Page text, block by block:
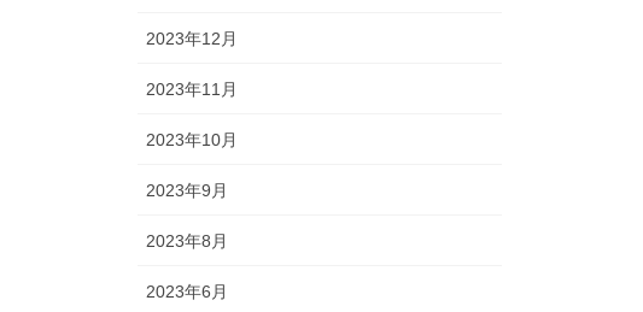
2023年12月
2023年11月
2023年10月
2023年9月
2023年8月
2023年6月